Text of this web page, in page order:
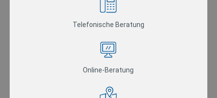
Telefonische Beratung
Online-Beratung